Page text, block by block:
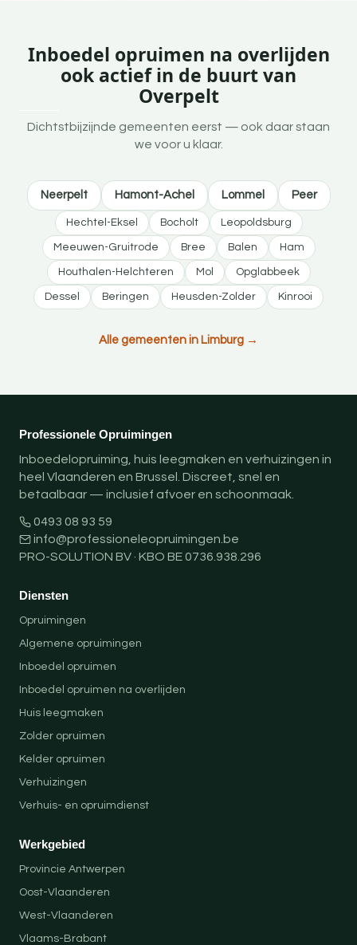
Inboedel opruimen na overlijden
ook actief in de buurt van
Overpelt
Dichtstbijzijnde gemeenten eerst — ook daar staan
we voor u klaar.
Neerpelt Hamont-Achel Lommel Peer
Hechtel-Eksel Bocholt Leopoldsburg
Meeuwen-Gruitrode Bree Balen Ham
Houthalen-Helchteren Mol Opglabbeek
Dessel Beringen Heusden-Zolder Kinrooi
Alle gemeenten in Limburg →
Professionele Opruimingen
Inboedelopruiming, huis leegmaken en verhuizingen in
heel Vlaanderen en Brussel. Discreet, snel en
betaalbaar — inclusief afvoer en schoonmaak.
0493 08 93 59
info@professioneleopruimingen.be
PRO-SOLUTION BV · KBO BE 0736.938.296
Diensten
Opruimingen
Algemene opruimingen
Inboedel opruimen
Inboedel opruimen na overlijden
Huis leegmaken
Zolder opruimen
Kelder opruimen
Verhuizingen
Verhuis- en opruimdienst
Werkgebied
Provincie Antwerpen
Oost-Vlaanderen
West-Vlaanderen
Vlaams-Brabant